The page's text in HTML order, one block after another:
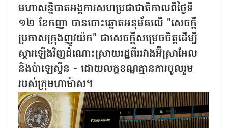
មហាសន្និបាតអង្គការសហប្រជាជាតិកាលពីថ្ងៃទី
១២ ខែកញ្ញា បានបោះឆ្នោតអនុម័តលើ "សេចក្តី
ប្រកាសក្រុងញូវយ៉ក" ជាសេចក្តីសម្រេចចិត្តដើម្បី
ស្ដារឡើងវិញដំណោះស្រាយរដ្ឋពីររវាងអ៊ីស្រាអែល
និងប៉ាឡេស្ទីន - ដោយលក្ខខណ្ឌគ្មានការចូលរួម
របស់ក្រុមហាម៉ាស។